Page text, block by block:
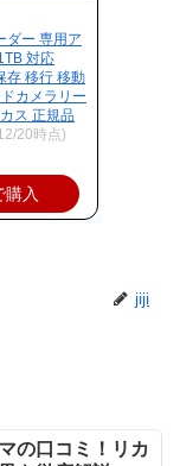
ダー 専用ア
対応
存 移行 移動
カメラリー
ス 正規品
20時点)
購入
jiji
の口コミ！リカ